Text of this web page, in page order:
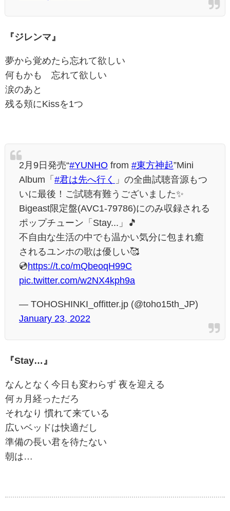
『ジレンマ』
夢から覚めたら忘れて欲しい
何もかも 忘れて欲しい
涙のあと
残る頬にKissを1つ
2月9日発売“#YUNHO from #東方神起”Mini
Album「 #君は先へ行く
」の全曲試聴音源もつ
いに最後！ご試聴有難うございました✨
Bigeast限定盤(AVC1-79786)にのみ収録される
ポップチューン「Stay...」🎵
不自由な生活の中でも温かい気分に包まれ癒
されるユンホの歌は優しい🥰
💿https://t.co/mQbeoqH99C
pic.twitter.com/w2NX4kph9a
— TOHOSHINKI_offitter.jp (@toho15th_JP)
January 23, 2022
『Stay…』
なんとなく今日も変わらず 夜を迎える
何ヵ月経っただろ
それなり 慣れて来ている
広いベッドは快適だし
準備の長い君を待たない
朝は…